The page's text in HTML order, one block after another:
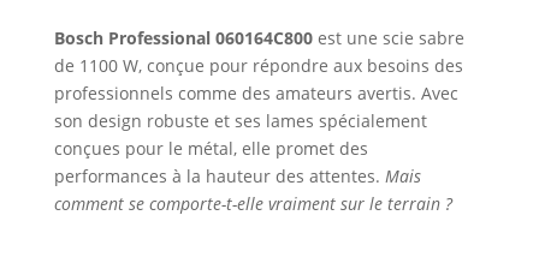
Bosch Professional 060164C800est une scie sabre
de 1100 W, conçue pour répondre aux besoins des
professionnels comme des amateurs avertis. Avec
son design robuste et ses lames spécialement
conçues pour le métal, elle promet des
performances à la hauteur des attentes. Mais
comment se comporte-t-elle vraiment sur le terrain ?